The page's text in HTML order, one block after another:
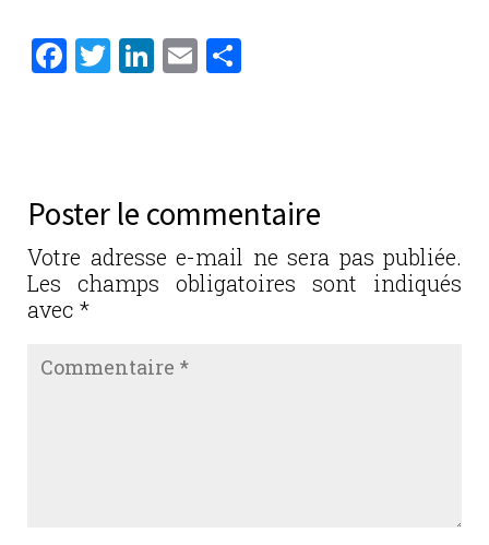
F
b
o
o
k
T
r
Li
n
E
er
Poster le commentaire
Votre adresse e-mail ne sera pas publiée.
Les champs obligatoires sont indiqués
avec *